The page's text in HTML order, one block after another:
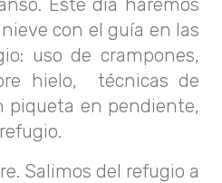
con el guía en las
uso de crampones,
hielo, técnicas de
piqueta en pendiente,
Salimos del refugio a